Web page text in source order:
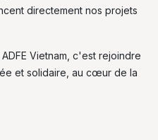
directement nos projets
Vietnam, c'est rejoindre
et solidaire, au cœur de la